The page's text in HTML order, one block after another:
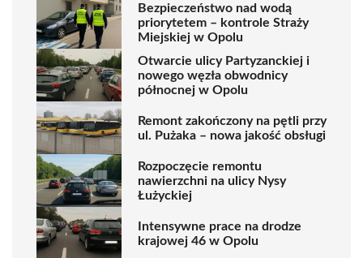
Bezpieczeństwo nad wodą
priorytetem – kontrole Straży
Miejskiej w Opolu
Otwarcie ulicy Partyzanckiej i
nowego węzła obwodnicy
północnej w Opolu
Remont zakończony na pętli przy
ul. Pużaka – nowa jakość obsługi
Rozpoczęcie remontu
nawierzchni na ulicy Nysy
Łużyckiej
Intensywne prace na drodze
krajowej 46 w Opolu